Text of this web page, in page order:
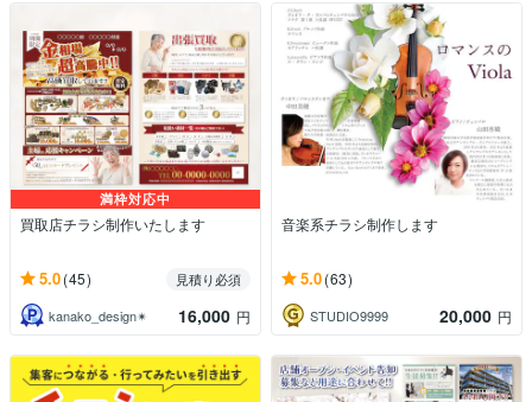
満枠対応中
買取店チラシ制作いたします
5.0(45)
見積り必須
kanako_design✴︎
16,000 円
音楽系チラシ制作します
5.0(63)
STUDIO9999 20,000 円